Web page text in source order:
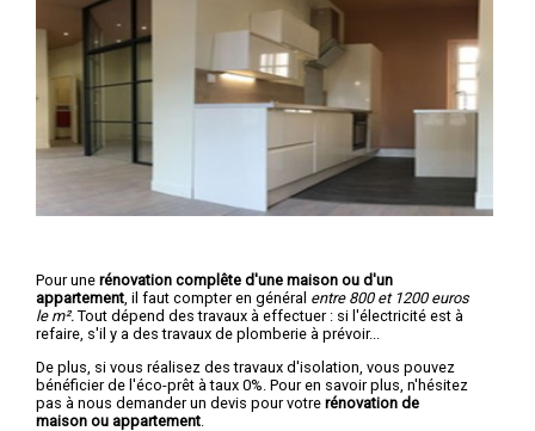
Pour une rénovation complête d'une maison ou d'un
appartement , il faut compter en général entre 800 et 1200 euros
le m². Tout dépend des travaux à effectuer : si l'électricité est à
refaire, s'il y a des travaux de plomberie à prévoir...
De plus, si vous réalisez des travaux d'isolation, vous pouvez
bénéficier de l'éco-prêt à taux 0%. Pour en savoir plus, n'hésitez
pas à nous demander un devis pour votre rénovation de
maison ou appartement